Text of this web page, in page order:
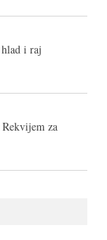
i raj
za